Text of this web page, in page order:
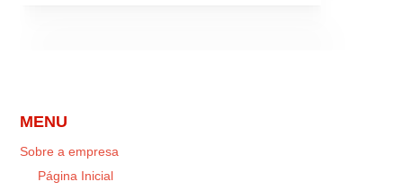
MENU
Sobre a empresa
Página Inicial